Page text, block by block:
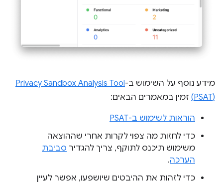
מידע נוסף על השימוש ב-
(PSAT)
זמין במאמרים הבאים:
הוראות לשימוש ב-PSAT
כדי לחזות מה צפוי לקרות אחרי שההוצאה
משימוש תיכנס לתוקף, צריך להגדיר סביבת
הערכה.
כדי לזהות את ההיבטים שיושפעו, אפשר לעיין